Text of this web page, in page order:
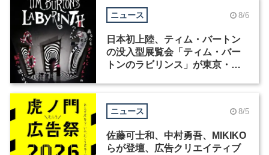
ニュース 8/6
日本初上陸、ティム・バートン
の没入型展覧会「ティム・バー
トンのラビリンス」が東京・豊
ニュース 8/5
佐藤可士和、中村勇吾、MIKIKO
らが登壇、広告クリエイティブ